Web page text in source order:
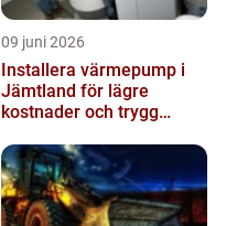
09 juni 2026
Installera värmepump i
Jämtland för lägre
kostnader och trygg